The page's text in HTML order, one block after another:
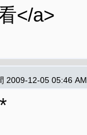
</a>
2009-12-05 05:46